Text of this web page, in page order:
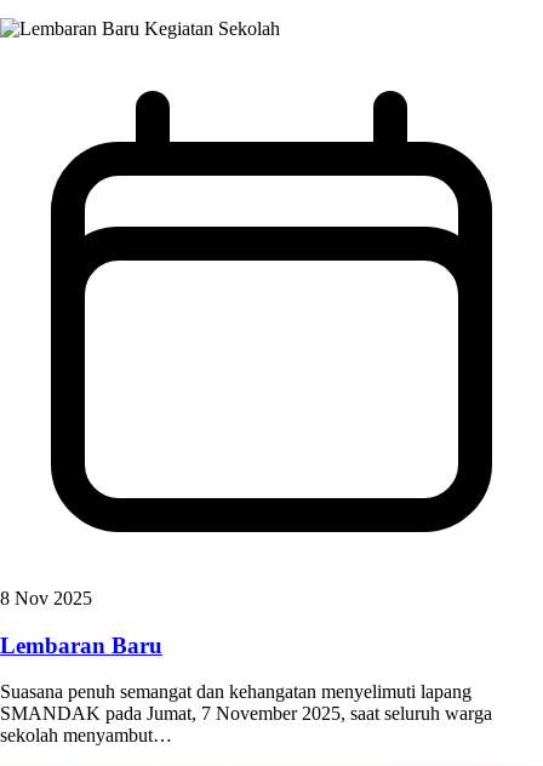
Kegiatan Sekolah
8 Nov 2025
Lembaran Baru
Suasana penuh semangat dan kehangatan menyelimuti lapang
SMANDAK pada Jumat, 7 November 2025, saat seluruh warga
sekolah menyambut…